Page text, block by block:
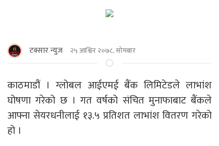
टक्सार न्युज २५ आश्विन २०७८, सोमबार
काठमाडौं । ग्लोबल आईएमई बैंक लिमिटेडले लाभांश
घोषणा गरेको छ । गत वर्षको संचित मुनाफाबाट बैंकले
आफ्ना सेयरधनीलाई १३.५ प्रतिशत लाभांश वितरण गरेको
हो ।